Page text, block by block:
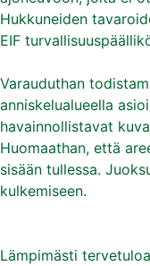
Hukkuneiden
EIF
Varauduthan
anniskelualueella
havainnollistavat
Huomaathan, että
sisään tullessa.
kulkemiseen.
Lämpimästi